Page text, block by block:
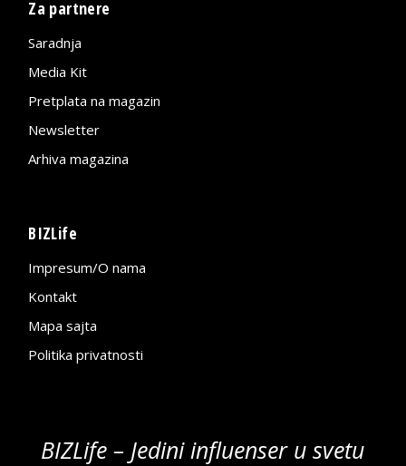
Za partnere
Saradnja
Media Kit
Pretplata na magazin
Newsletter
Arhiva magazina
BIZLife
Impresum/O nama
Kontakt
Mapa sajta
Politika privatnosti
BIZLife – Jedini influenser u svetu